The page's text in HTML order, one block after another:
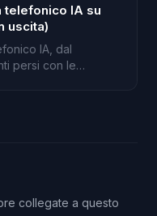
telefonico IA su
uscita)
IA, dal
persi con le
collegate a questo